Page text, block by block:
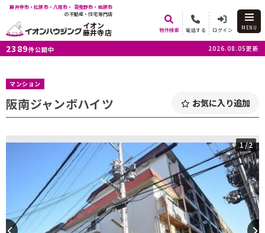
藤井寺市・松原市・八尾市・ 羽曳野市・柏原市
の不動産・住宅専門店
イオン
藤井寺店 物件検索 電話する ログイン MENU
2389件公開中 2026.08.05更新
マンション
阪南ジャンボハイツ お気に入り追加
1/2